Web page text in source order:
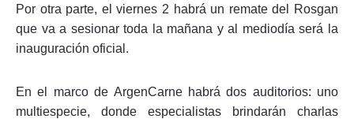
Por otra parte, el viernes 2 habrá un remate del Rosgan
que va a sesionar toda la mañana y al mediodía será la
inauguración oficial.
En el marco de ArgenCarne habrá dos auditorios: uno
multiespecie, donde especialistas brindarán charlas